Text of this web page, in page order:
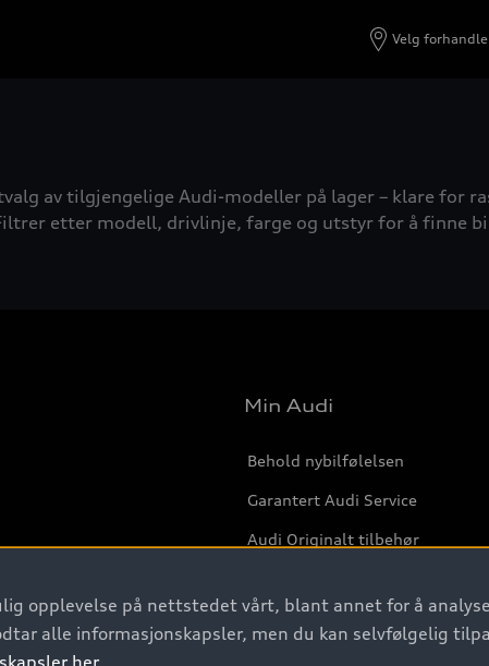
Velg
av tilgjengelige Audi-modeller på lager – klare for
etter modell, drivlinje, farge og utstyr for å finne
Min Audi
Behold nybilfølelsen
Garantert Audi Service
Audi Originalt tilbehør
opplevelse på nettstedet vårt, blant annet for å
alle informasjonskapsler, men du kan selvfølgelig